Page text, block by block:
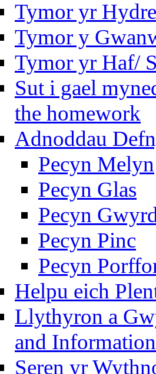
Tymor yr
Tymor y
Tymor yr Haf/
Sut i gael
the homework
Adnoddau
Pecyn Melyn
Pecyn Glas
Pecyn
Pecyn Pinc
Pecyn
Helpu eich
Llythyron a
and Information
Seren yr